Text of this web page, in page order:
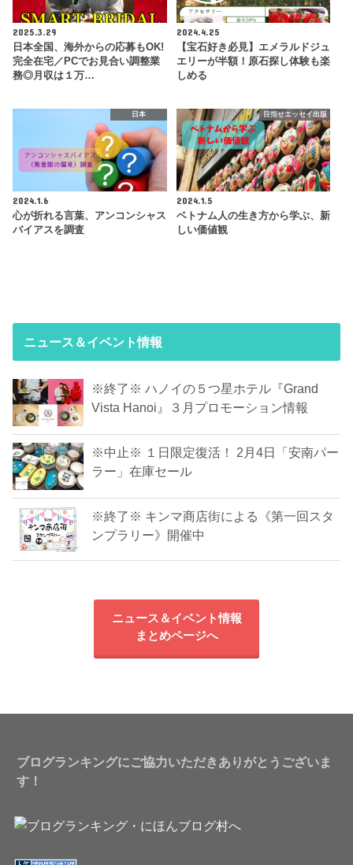
2025.3.29
日本全国、海外からの応募もOK!
完全在宅／PCでお見合い調整業
務◎月収は１万…
2024.4.25
【宝石好き必見】エメラルドジュ
エリーが半額！原石探し体験も楽
しめる
日本
2024.1.6
心が折れる言葉、アンコンシャス
バイアスを調査
目指せエッセイ出版
2024.1.5
ベトナム人の生き方から学ぶ、新
しい価値観
ニュース＆イベント情報
※終了※ ハノイの５つ星ホテル『Grand
Vista Hanoi』３月プロモーション情報
※中止※ １日限定復活！ 2月4日「安南パー
ラー」在庫セール
※終了※ キンマ商店街による《第一回スタ
ンプラリー》開催中
ニュース＆イベント情報
まとめページへ
ブログランキングにご協力いただきありがとうございま
す！